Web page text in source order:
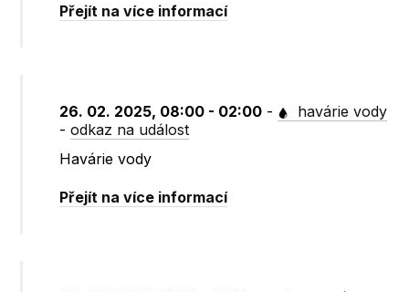
Přejít na více informací
26. 02. 2025, 08:00 - 02:00 -
havárie vody
-odkaz na událost
Havárie vody
Přejít na více informací